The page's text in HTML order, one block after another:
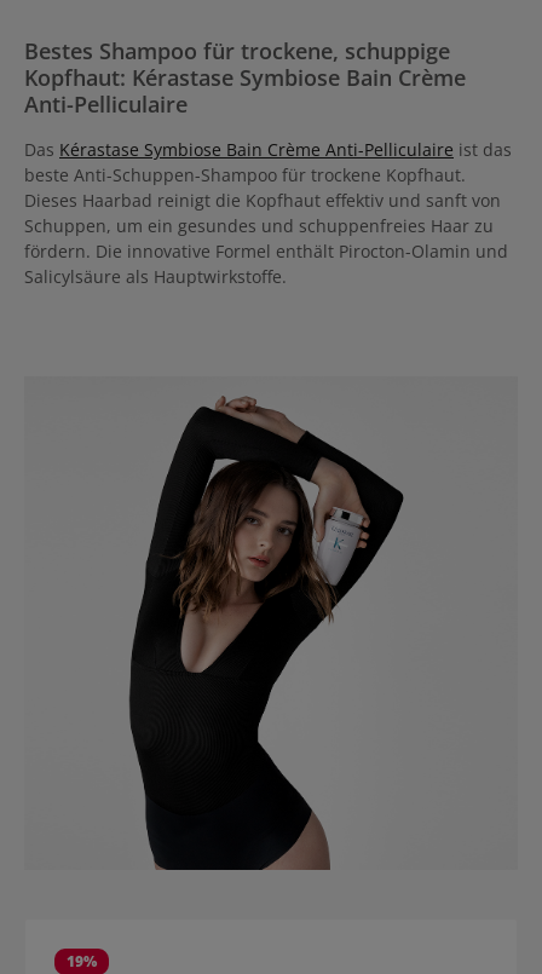
Bestes Shampoo für trockene, schuppige
Kopfhaut: Kérastase Symbiose Bain Crème
Anti-Pelliculaire
Das Kérastase Symbiose Bain Crème Anti-Pelliculaire ist das
beste Anti-Schuppen-Shampoo für trockene Kopfhaut.
Dieses Haarbad reinigt die Kopfhaut effektiv und sanft von
Schuppen, um ein gesundes und schuppenfreies Haar zu
fördern. Die innovative Formel enthält Pirocton-Olamin und
Salicylsäure als Hauptwirkstoffe.
19%